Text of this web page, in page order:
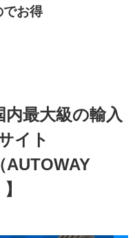
でお得
内最大級の輸入
イト
AUTOWAY